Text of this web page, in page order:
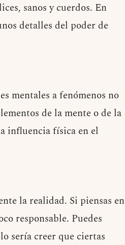
sanos y cuerdos. En
detalles del poder de
mentales a fenómenos no
de la mente o de la
influencia física en el
la realidad. Si piensas en
responsable. Puedes
sería creer que ciertas